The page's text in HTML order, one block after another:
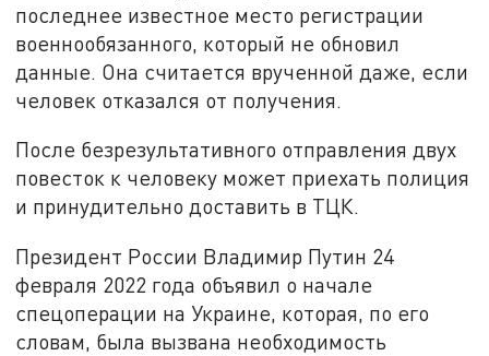
последнее известное место регистрации
военнообязанного, который не обновил
данные. Она считается врученной даже, если
человек отказался от получения.
После безрезультативного отправления двух
повесток к человеку может приехать полиция
и принудительно доставить в ТЦК.
Президент России Владимир Путин 24
февраля 2022 года объявил о начале
спецоперации на Украине, которая, по его
словам, была вызвана необходимость